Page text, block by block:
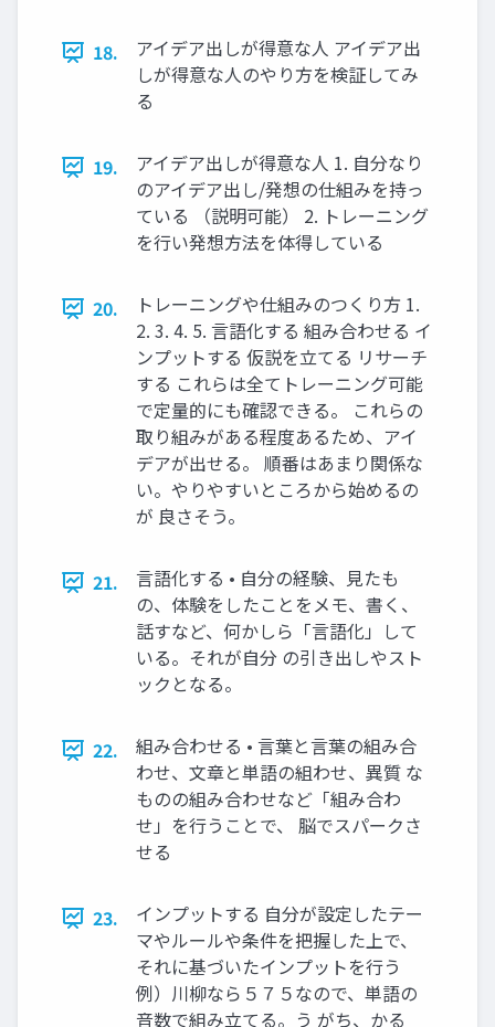
18.
アイデア出しが得意な人 アイデア出
しが得意な人のやり方を検証してみ
る
19.
アイデア出しが得意な人 1. 自分なり
のアイデア出し/発想の仕組みを持っ
ている （説明可能） 2. トレーニング
を行い発想方法を体得している
20.
トレーニングや仕組みのつくり方 1.
2. 3. 4. 5. 言語化する 組み合わせる イ
ンプットする 仮説を立てる リサーチ
する これらは全てトレーニング可能
で定量的にも確認できる。 これらの
取り組みがある程度あるため、アイ
デアが出せる。 順番はあまり関係な
い。やりやすいところから始めるの
が 良さそう。
21.
言語化する • 自分の経験、見たも
の、体験をしたことをメモ、書く、
話すなど、何かしら「言語化」して
いる。それが自分 の引き出しやスト
ックとなる。
22.
組み合わせる • 言葉と言葉の組み合
わせ、文章と単語の組わせ、異質 な
ものの組み合わせなど「組み合わ
せ」を行うことで、 脳でスパークさ
せる
23.
インプットする 自分が設定したテー
マやルールや条件を把握した上で、
それに基づいたインプットを行う
例）川柳なら５７５なので、単語の
音数で組み立てる。う がち、かる